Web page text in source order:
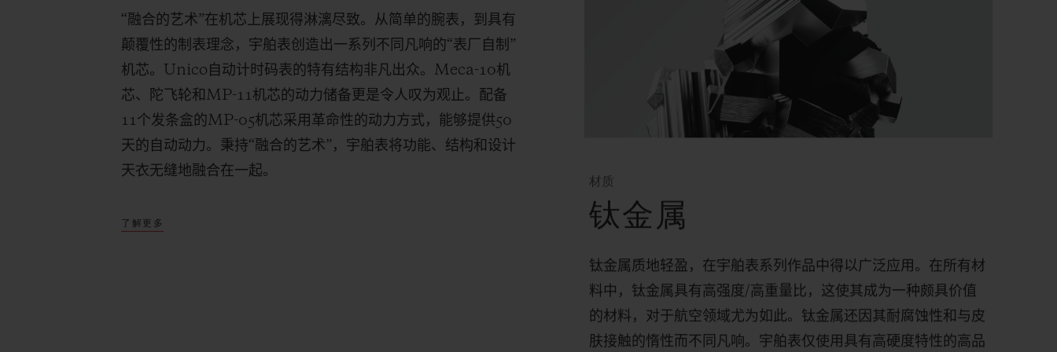
“融合的艺术”在机芯上展现得淋漓尽致。从简单的腕表，到具有
颠覆性的制表理念，宇舶表创造出一系列不同凡响的“表厂自制”
机芯。 Unico 自动计时码表的特有结构非凡出众。 Meca-10机
芯、陀飞轮和 MP-11机芯的动力储备更是令人叹为观止。配备
11个发条盒的MP-05机芯采用革命性的动力方式，能够提供50
天的自动动力。秉持“融合的艺术”，宇舶表将功能、结构和设计
天衣无缝地融合在一起。
了解更多
材质
钛金属
钛金属质地轻盈，在宇舶表系列作品中得以广泛应用。在所有材
料中，钛金属具有高强度/高重量比，这使其成为一种颇具价值
的材料，对于航空领域尤为如此。钛金属还因其耐腐蚀性和与皮
肤接触的惰性而不同凡响。宇舶表仅使用具有高硬度特性的高品